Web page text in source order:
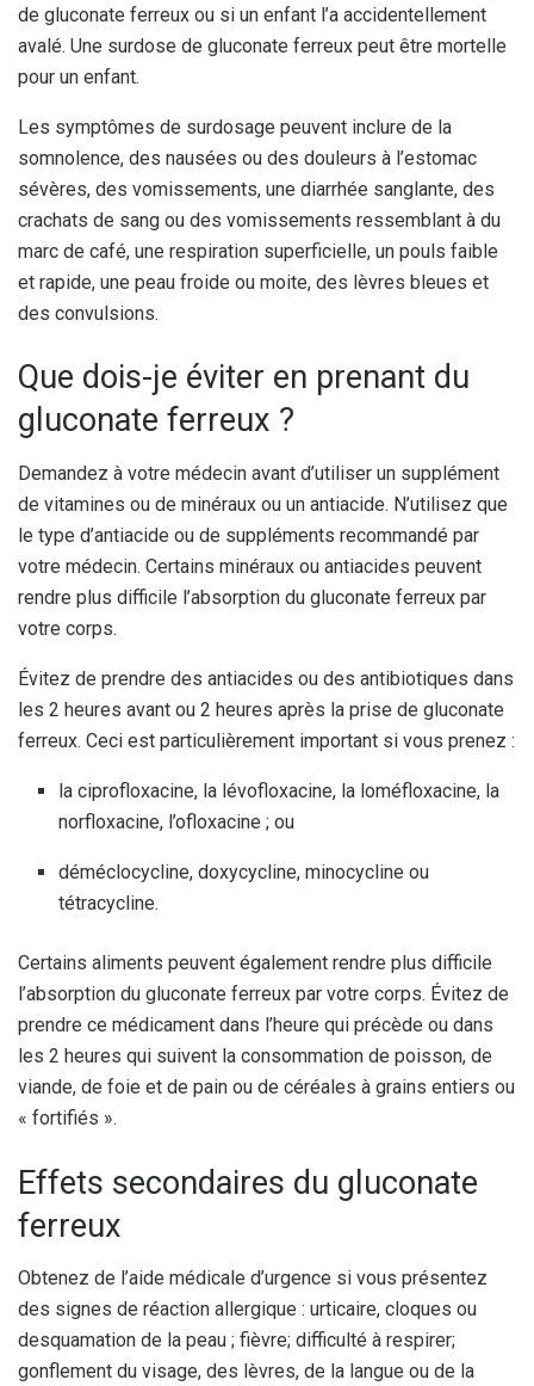
de gluconate ferreux ou si un enfant l’a accidentellement
avalé. Une surdose de gluconate ferreux peut être mortelle
pour un enfant.
Les symptômes de surdosage peuvent inclure de la
somnolence, des nausées ou des douleurs à l’estomac
sévères, des vomissements, une diarrhée sanglante, des
crachats de sang ou des vomissements ressemblant à du
marc de café, une respiration superficielle, un pouls faible
et rapide, une peau froide ou moite, des lèvres bleues et
des convulsions.
Que dois-je éviter en prenant du
gluconate ferreux ?
Demandez à votre médecin avant d’utiliser un supplément
de vitamines ou de minéraux ou un antiacide. N’utilisez que
le type d’antiacide ou de suppléments recommandé par
votre médecin. Certains minéraux ou antiacides peuvent
rendre plus difficile l’absorption du gluconate ferreux par
votre corps.
Évitez de prendre des antiacides ou des antibiotiques dans
les 2 heures avant ou 2 heures après la prise de gluconate
ferreux. Ceci est particulièrement important si vous prenez :
la ciprofloxacine, la lévofloxacine, la loméfloxacine, la
norfloxacine, l’ofloxacine ; ou
déméclocycline, doxycycline, minocycline ou
tétracycline.
Certains aliments peuvent également rendre plus difficile
l’absorption du gluconate ferreux par votre corps. Évitez de
prendre ce médicament dans l’heure qui précède ou dans
les 2 heures qui suivent la consommation de poisson, de
viande, de foie et de pain ou de céréales à grains entiers ou
« fortifiés ».
Effets secondaires du gluconate
ferreux
Obtenez de l’aide médicale d’urgence si vous présentez
des signes de réaction allergique : urticaire, cloques ou
desquamation de la peau ; fièvre; difficulté à respirer;
gonflement du visage, des lèvres, de la langue ou de la